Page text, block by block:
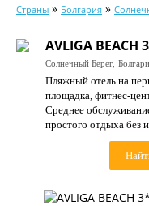
Календарь туров
Цены дня
Страны
Как купить
Контакты
Страны » Болгария »
AVLIGA BEACH
Солнечный Берег,
Пляжный отель на
площадка, фитнес-
Среднее
простого отдыха без